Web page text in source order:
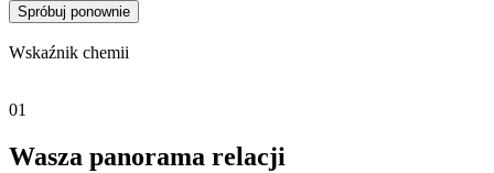
Spróbuj ponownie
Wskaźnik chemii
01
Wasza panorama relacji